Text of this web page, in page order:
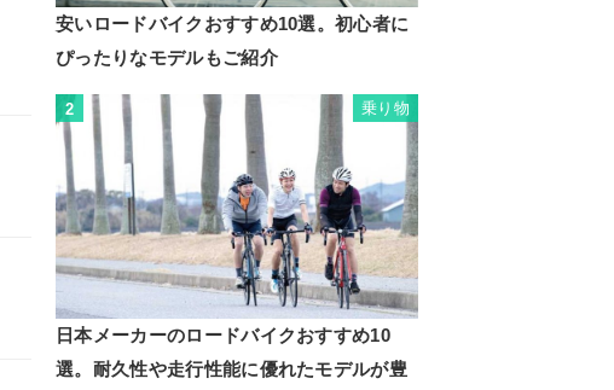
安いロードバイクおすすめ10選。初心者に
ぴったりなモデルもご紹介
2 乗り物
日本メーカーのロードバイクおすすめ10
選。耐久性や走行性能に優れたモデルが豊